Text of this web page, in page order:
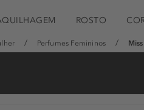
ROSTO
Perfumes Femininos